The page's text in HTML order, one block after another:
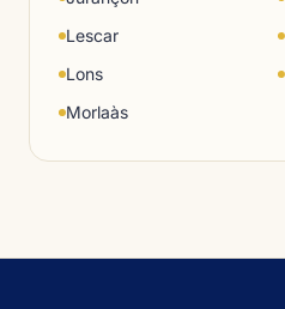
Lescar
Lons
Morlaàs